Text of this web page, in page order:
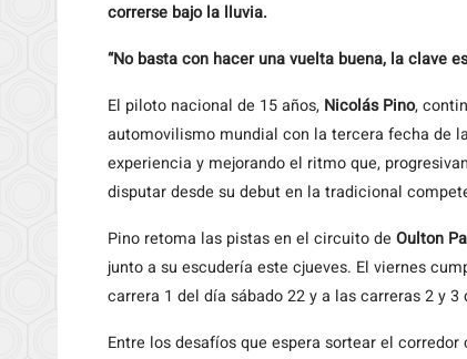
correrse bajo la lluvia.
“No basta con hacer una vuelta buena, la clave
El piloto nacional de 15 años, Nicolás Pino,
automovilismo mundial con la tercera fecha de la
experiencia y mejorando el ritmo que,
disputar desde su debut en la tradicional
Pino retoma las pistas en el circuito de Oulton
junto a su escudería este cjueves. El viernes
carrera 1 del día sábado 22 y a las carreras 2 y
Entre los desafíos que espera sortear el corredor